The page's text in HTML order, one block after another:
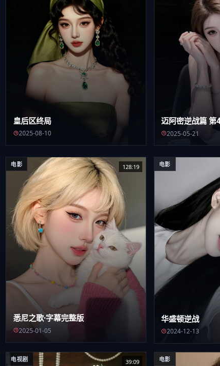
皇后区终局
2025-08-10
迈阿密逆战篇 第
2025-05-21
电影 128:19
悉尼之歌·字幕完整版
2025-01-05
电影
华盛顿逆战
2024-12-13
电视剧 39:09 电影